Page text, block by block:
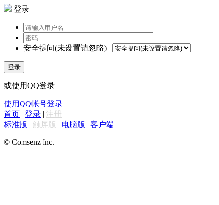
登录
安全提问(未设置请忽略)
登录
或使用QQ登录
使用QQ帐号登录
首页 | 登录 | 注册
标准版 | 触屏版 | 电脑版 | 客户端
© Comsenz Inc.